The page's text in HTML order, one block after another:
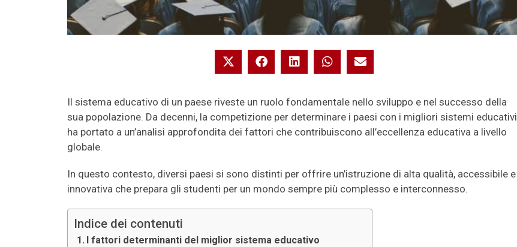
Il sistema educativo di un paese riveste un ruolo fondamentale nello sviluppo e nel successo della
sua popolazione. Da decenni, la competizione per determinare i paesi con i migliori sistemi educativi
ha portato a un’analisi approfondita dei fattori che contribuiscono all’eccellenza educativa a livello
globale.
In questo contesto, diversi paesi si sono distinti per offrire un’istruzione di alta qualità, accessibile e
innovativa che prepara gli studenti per un mondo sempre più complesso e interconnesso.
Indice dei contenuti
I fattori determinanti del miglior sistema educativo